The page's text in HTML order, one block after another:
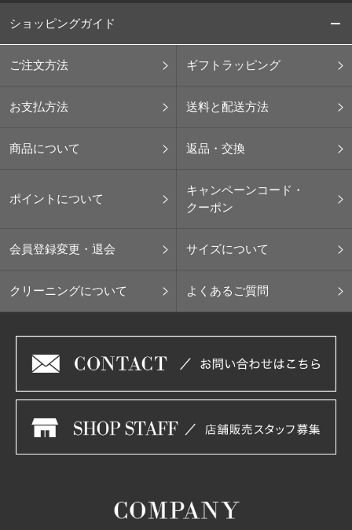
ショッピングガイド
ご注文方法 ギフトラッピング
お支払方法 送料と配送方法
商品について 返品・交換
ポイントについて
キャンペーンコード・
クーポン
会員登録変更・退会 サイズについて
クリーニングについて よくあるご質問